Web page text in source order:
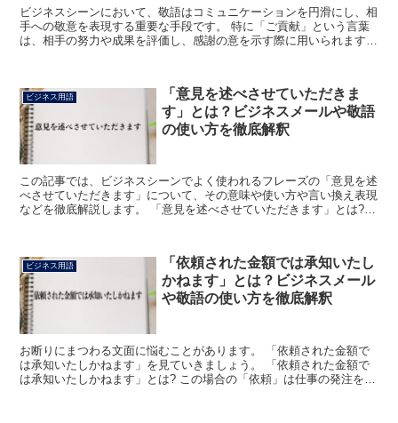
ビジネスシーンにおいて、敬語はコミュニケーションを円滑にし、相
手への敬意を表現する重要な手段です。 特に「ご貢献」という言葉
は、相手の努力や成果を評価し、感謝の意を示す際に用いられます。
ビジネス用語
「意見を述べさせていただきま
す」とは？ビジネスメールや敬語
の使い方を徹底解釈
この記事では、ビジネスシーンでよく使われるフレーズの「意見を述
べさせていただきます」について、その意味や使い方や言い換え表現
などを徹底解説します。 「意見を述べさせていただきます」とは?
ビジネス用語
「依頼された金額では承知いたし
かねます」とは？ビジネスメール
や敬語の使い方を徹底解釈
お断りにまつわる文面に悩むことがあります。 「依頼された金額で
は承知いたしかねます」を見ていきましょう。 「依頼された金額で
は承知いたしかねます」とは? この場合の「依頼」は仕事の発注をあ